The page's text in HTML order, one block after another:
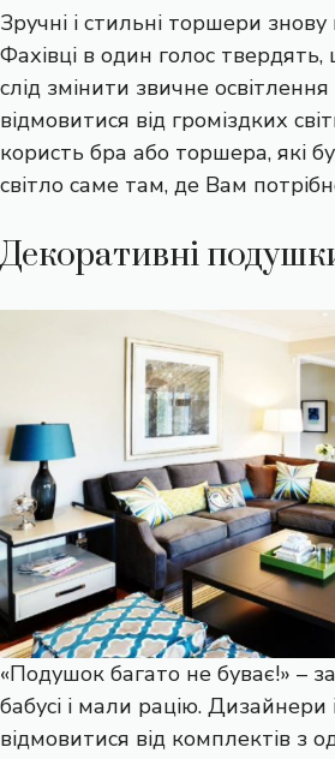
Зручні і стильні торшери
Фахівці в один голос
слід змінити звичне
відмовитися від громіздких
користь бра або торшера, які
світло саме там, де Вам
Декоративні
«Подушок багато не буває!» –
бабусі і мали рацію. Дизайнери
відмовитися від комплектів з